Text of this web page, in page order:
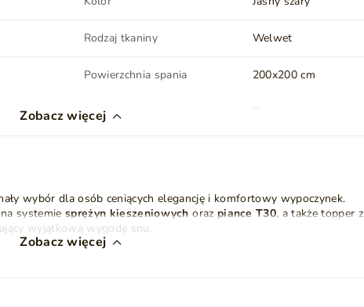
Rodzaj tkaniny Welwet
Powierzchnia spania 200x200 cm
Rodzaj materaca Bonell
Kolor nóżek Czarny
Styl
Zobacz więcej
wybór dla osób ceniących elegancję i komfortowy wypoczynek.
systemie sprężyn kieszeniowych oraz piance T30, a także topper z
wyjątkową wygodę snu.
Zobacz więcej